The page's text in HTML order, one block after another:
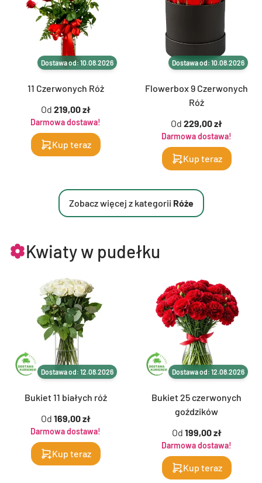
Dostawa od: 10.08.2026
11 Czerwonych Róż
Od 219,00 zł
Darmowa dostawa!
Kup teraz
Dostawa od: 10.08.2026
Flowerbox 9 Czerwonych
Róż
Od 229,00 zł
Darmowa dostawa!
Kup teraz
Zobacz więcej z kategorii Róże
Kwiaty w pudełku
Dostawa od: 12.08.2026
Bukiet 11 białych róż
Od 169,00 zł
Darmowa dostawa!
Kup teraz
Dostawa od: 12.08.2026
Bukiet 25 czerwonych
goździków
Od 199,00 zł
Darmowa dostawa!
Kup teraz